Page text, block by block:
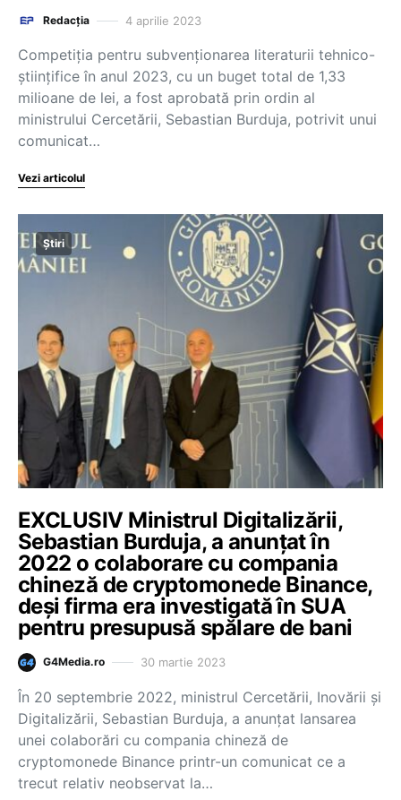
Redacția 4 aprilie 2023
Competiția pentru subvenționarea literaturii tehnico-
științifice în anul 2023, cu un buget total de 1,33
milioane de lei, a fost aprobată prin ordin al
ministrului Cercetării, Sebastian Burduja, potrivit unui
comunicat…
Vezi articolul
Știri
EXCLUSIV Ministrul Digitalizării,
Sebastian Burduja, a anunțat în
2022 o colaborare cu compania
chineză de cryptomonede Binance,
deși firma era investigată în SUA
pentru presupusă spălare de bani
G4Media.ro 30 martie 2023
În 20 septembrie 2022, ministrul Cercetării, Inovării și
Digitalizării, Sebastian Burduja, a anunțat lansarea
unei colaborări cu compania chineză de
cryptomonede Binance printr-un comunicat ce a
trecut relativ neobservat la…